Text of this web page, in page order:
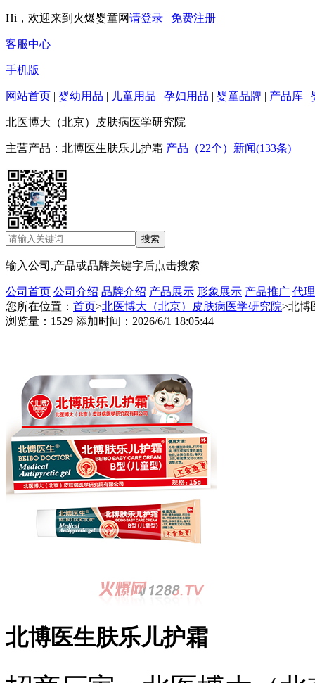
Hi，欢迎来到火爆婴童网请登录 | 免费注册
客服中心
手机版
网站首页 | 婴幼用品 | 儿童用品 | 孕妇用品 | 婴童品牌 | 产品库 |
北医博大（北京）皮肤病医学研究院
主营产品：北博医生肤乐儿护霜 产品（22个） 新闻(133条)
输入公司,产品或品牌关键字后点击搜索
公司首页 公司介绍 品牌介绍 产品展示 形象展示 产品推广 代
您所在位置： 首页>北医博大（北京）皮肤病医学研究院>北博
浏览量：1529 添加时间：2026/6/1 18:05:44
北博医生肤乐儿护霜